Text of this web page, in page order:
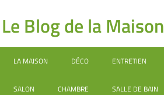
Le Blog de la Maison
LA MAISON DÉCO ENTRETIEN
SALON CHAMBRE SALLE DE BAIN